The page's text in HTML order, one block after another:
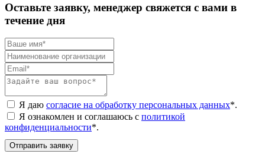
Оставьте заявку, менеджер свяжется с вами в
течение дня
Я даю согласие на обработку персональных данных*.
Я ознакомлен и соглашаюсь с политикой
конфиденциальности*.
Отправить заявку